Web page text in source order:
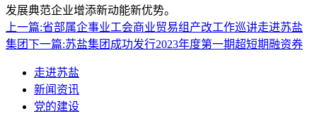
发展典范企业增添新动能新优势。
上一篇:省部属企事业工会商业贸易组产改工作巡讲走进苏盐
集团下一篇:苏盐集团成功发行2023年度第一期超短期融资券
走进苏盐
新闻资讯
党的建设